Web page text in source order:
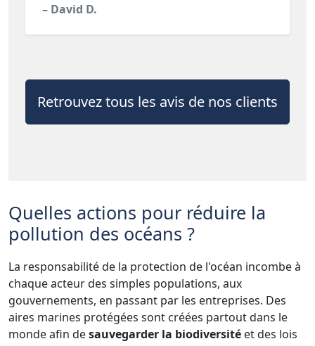
– David D.
Retrouvez tous les avis de nos clients
Quelles actions pour réduire la
pollution des océans ?
La responsabilité de la protection de l'océan incombe à
chaque acteur des simples populations, aux
gouvernements, en passant par les entreprises. Des
aires marines protégées sont créées partout dans le
monde afin desauvegarder la biodiversité et des lois